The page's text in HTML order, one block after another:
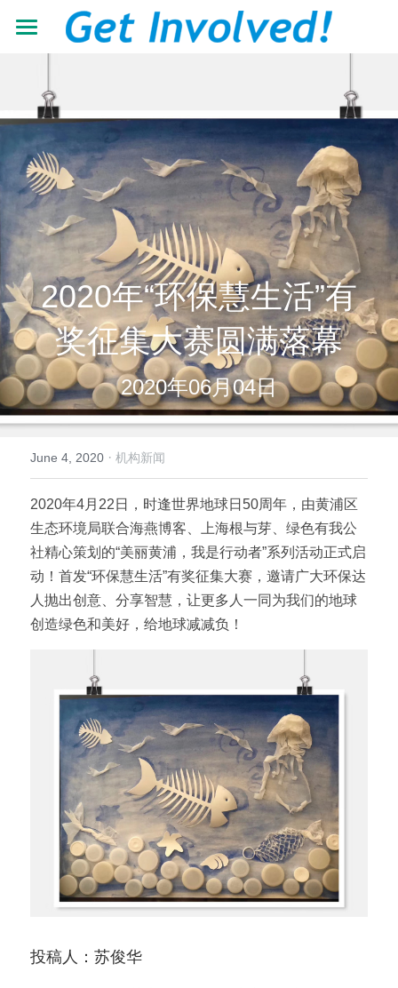
关于我们
了解根与芽
认识珍·古道尔
共建伙伴
加入我们
工作领域
抵御荒漠化
可持续发展教育
有机生态教育
低碳节能倡导
营造可持续生活
助力儿童成长
倡导生物多样性
最新动态
青年力量
志愿者+
学校小组
资源中心
机构年报
教材教程
影像资料
搜索
中文
中文
2020年“环保慧生活”有
奖征集大赛圆满落幕
2020年06月04日
June 4, 2020 · 机构新闻
2020年4月22日，时逢世界地球日50周年，由黄浦区
生态环境局联合海燕博客、上海根与芽、绿色有我公
社精心策划的“美丽黄浦，我是行动者”系列活动正式启
动！首发“环保慧生活”有奖征集大赛，邀请广大环保达
人抛出创意、分享智慧，让更多人一同为我们的地球
创造绿色和美好，给地球减减负！
投稿人：苏俊华